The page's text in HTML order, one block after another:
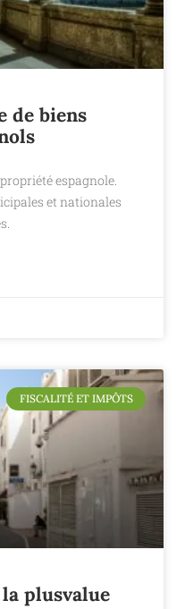
de biens
espagnole.
et nationales
FISCALITÉ ET IMPÔTS
plusvalue